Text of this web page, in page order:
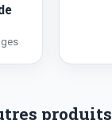
produits